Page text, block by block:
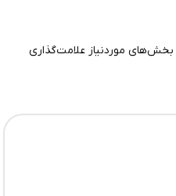
بخش‌های موردنیاز علامت‌گذاری